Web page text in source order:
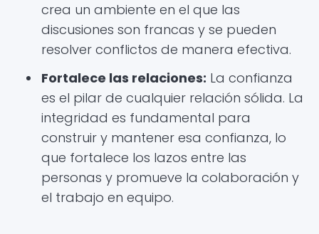
crea un ambiente en el que las
discusiones son francas y se pueden
resolver conflictos de manera efectiva.
Fortalece las relaciones: La confianza
es el pilar de cualquier relación sólida. La
integridad es fundamental para
construir y mantener esa confianza, lo
que fortalece los lazos entre las
personas y promueve la colaboración y
el trabajo en equipo.